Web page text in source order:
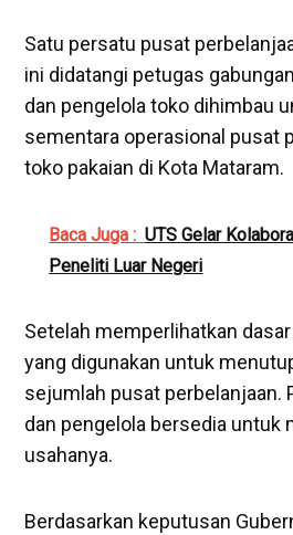
Satu persatu pusat
ini didatangi petugas
dan pengelola toko dihimbau
sementara operasional pusat
toko pakaian di Kota Mataram.
Baca Juga : UTS Gelar
Peneliti Luar Negeri
Setelah memperlihatkan
yang digunakan untuk
sejumlah pusat perbelanjaan.
dan pengelola bersedia untuk
usahanya.
Berdasarkan keputusan